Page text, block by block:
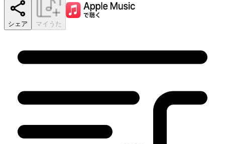
シェア マイうた